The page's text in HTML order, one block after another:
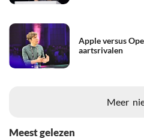
Apple versus
aartsrivalen
Meer
Meest gelezen